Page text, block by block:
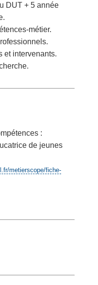
DUT + 5 année
métier.
et intervenants.
:
de jeunes
metierscope/fiche-